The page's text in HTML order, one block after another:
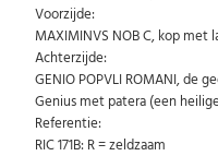
Voorzijde:
MAXIMINVS NOB C, kop met
Achterzijde:
GENIO POPVLI ROMANI, de
Genius met patera (een
Referentie:
RIC 171B: R = zeldzaam